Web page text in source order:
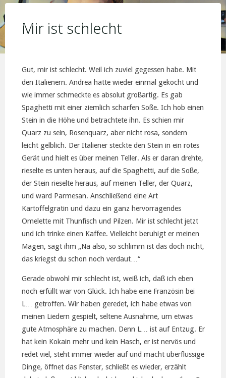
Skip
to
content Mir ist schlecht
Gut, mir ist schlecht. Weil ich zuviel gegessen habe. Mit
den Italienern. Andrea hatte wieder einmal gekocht und
wie immer schmeckte es absolut großartig. Es gab
Spaghetti mit einer ziemlich scharfen Soße. Ich hob einen
Stein in die Höhe und betrachtete ihn. Es schien mir
Quarz zu sein, Rosenquarz, aber nicht rosa, sondern
leicht gelblich. Der Italiener steckte den Stein in ein rotes
Gerät und hielt es über meinen Teller. Als er daran drehte,
rieselte es unten heraus, auf die Spaghetti, auf die Soße,
der Stein rieselte heraus, auf meinen Teller, der Quarz,
und ward Parmesan. Anschließend eine Art
Kartoffelgratin und dazu ein ganz hervorragendes
Omelette mit Thunfisch und Pilzen. Mir ist schlecht jetzt
und ich trinke einen Kaffee. Vielleicht beruhigt er meinen
Magen, sagt ihm „Na also, so schlimm ist das doch nicht,
das kriegst du schon noch verdaut…“
Gerade obwohl mir schlecht ist, weiß ich, daß ich eben
noch erfüllt war von Glück. Ich habe eine Französin bei
L… getroffen. Wir haben geredet, ich habe etwas von
meinen Liedern gespielt, seltene Ausnahme, um etwas
gute Atmosphäre zu machen. Denn L… ist auf Entzug. Er
hat kein Kokain mehr und kein Hasch, er ist nervös und
redet viel, steht immer wieder auf und macht überflüssige
Dinge, öffnet das Fenster, schließt es wieder, erzählt